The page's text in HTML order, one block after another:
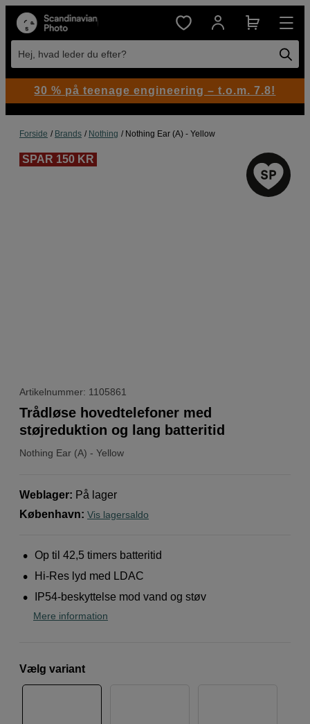
Hej, hvad leder du efter?
Forside Brands Nothing Nothing Ear (A) - Yellow
SPAR 150 KR
Artikelnummer: 1105861
Nothing Ear (A) - Yellow
Trådløse hovedtelefoner med
støjreduktion og lang batteritid
Weblager: På lager
København: Vis lagersaldo
Op til 42,5 timers batteritid
Hi-Res lyd med LDAC
IP54-beskyttelse mod vand og støv
Mere information
Vælg variant
30 % på teenage engineering – t.o.m. 7.8!